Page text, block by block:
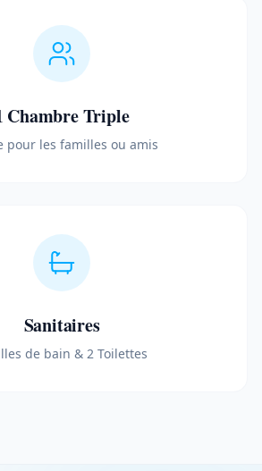
Chambre Triple
pour les familles ou amis
Sanitaires
de bain & 2 Toilettes